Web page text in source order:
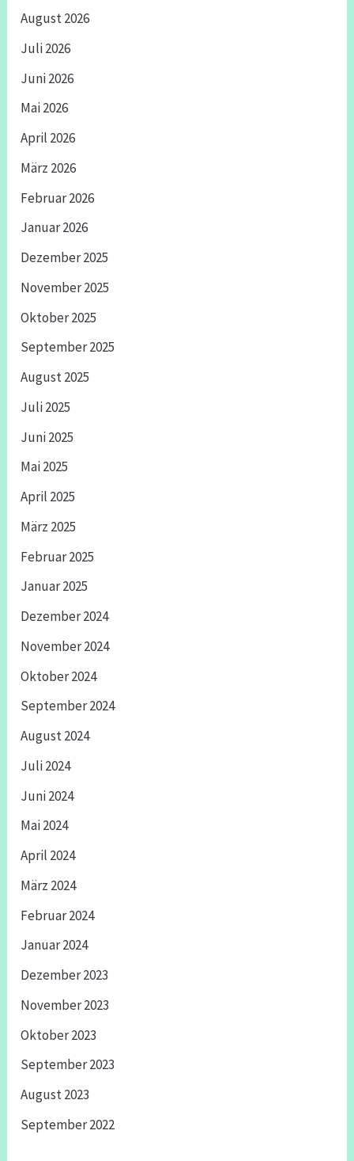
August 2026
Juli 2026
Juni 2026
Mai 2026
April 2026
März 2026
Februar 2026
Januar 2026
Dezember 2025
November 2025
Oktober 2025
September 2025
August 2025
Juli 2025
Juni 2025
Mai 2025
April 2025
März 2025
Februar 2025
Januar 2025
Dezember 2024
November 2024
Oktober 2024
September 2024
August 2024
Juli 2024
Juni 2024
Mai 2024
April 2024
März 2024
Februar 2024
Januar 2024
Dezember 2023
November 2023
Oktober 2023
September 2023
August 2023
September 2022